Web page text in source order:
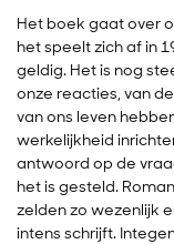
Het boek gaat over
het speelt zich af in
geldig. Het is nog
onze reacties, van
van ons leven
werkelijkheid
antwoord op de
het is gesteld.
zelden zo wezenlijk
intens schrijft.